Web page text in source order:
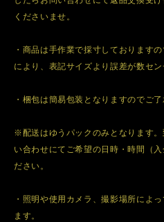
くださいませ。
・商品は手作業で採寸しております
により、表記サイズより誤差が数セ
・梱包は簡易包装となりますのでご了
※配送はゆうパックのみとなります
い合わせにてご希望の日時・時間（
ださい。
・照明や使用カメラ、撮影場所によ
ます。